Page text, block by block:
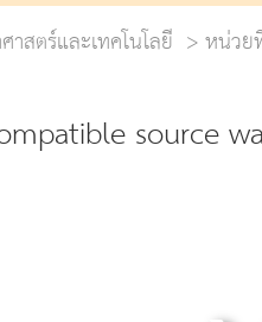
าสตร์และเทคโนโลยี หน่วย
source